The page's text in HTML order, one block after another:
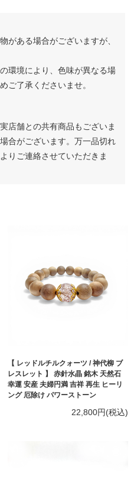
がある場合がございますが、
環境により、色味が異なる場
ご了承くださいませ。
店舗との共有商品もございま
合がございます。 万一品切れ
りご連絡させていただきま
【 レッドルチルクォーツ / 神代柳 ブ
レスレット 】 赤針水晶 銘木 天然石
幸運 安産 夫婦円満 吉祥 再生 ヒーリ
ング 厄除け パワーストーン
22,800円(税込)